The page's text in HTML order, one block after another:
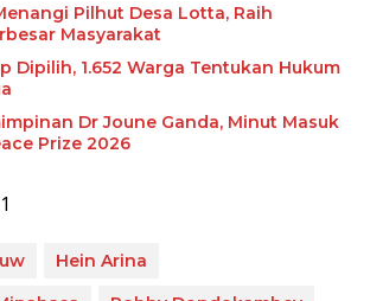
Pilhut Desa Lotta, Raih
Masyarakat
Dipilih, 1.652 Warga Tentukan Hukum
Dr Joune Ganda, Minut Masuk
Prize 2026
Hein Arina